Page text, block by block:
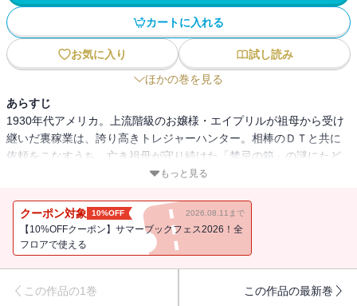
カートに入れる
お気に入り
試し読み
ほかの巻を見る
あらすじ
1930年代アメリカ。上流階級のお嬢様・エイプリルが祖母から受け
継いだ裏稼業は、誇り高きトレジャーハンター。相棒のＤＴと共に
依頼をこなすうち、亡き祖母が守り続けた「禁忌の箱」の謎にたど
りつき、陰謀に巻き込まれるが・・・・・・。ＴＶアニメ化され
らマのつく自由業! 」「今度はマのつく最終兵器! 」は、「今日から
（マ）王！ 魔王誕生編」（角川文庫）に、「今夜はマのつく大脱
走! 」「明日はマのつく風が吹く! 」は、「今日から（マ）王！ 魔
ら（マ）王！ 地球過去編」（角川文庫）に、「きっとマのつく陽
もっと見る
クーポン対象 10%OFF 2026.08.11まで
【10%OFFクーポン】サマーブックフェス2026！全
フロアで使える
この作品の1巻 この作品の最新巻